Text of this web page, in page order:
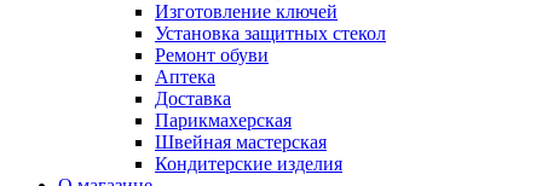
Изготовление ключей
Установка защитных стекол
Ремонт обуви
Аптека
Доставка
Парикмахерская
Швейная мастерская
Кондитерские изделия